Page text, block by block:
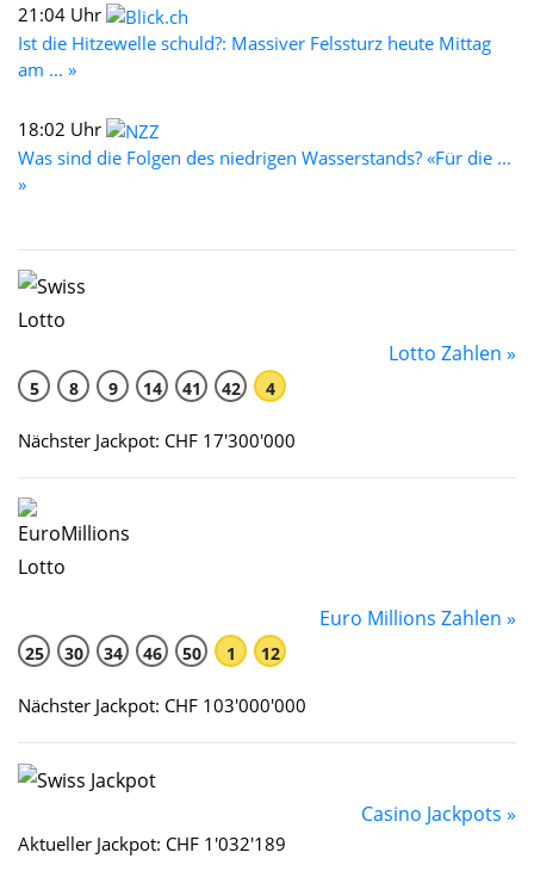
21:04 Uhr
Ist die Hitzewelle schuld?: Massiver Felssturz heute Mittag
am ... »
18:02 Uhr
Was sind die Folgen des niedrigen Wasserstands? «Für die ...
»
Lotto Zahlen »
5 8 9 14 41 42 4
Nächster Jackpot: CHF 17'300'000
Euro Millions Zahlen »
25 30 34 46 50 1 12
Nächster Jackpot: CHF 103'000'000
Casino Jackpots »
Aktueller Jackpot: CHF 1'032'189